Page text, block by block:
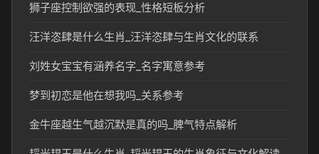
狮子座控制欲强的表现_性格短板分析
汪洋恣肆是什么生肖_汪洋恣肆与生肖文化的联系
刘姓女宝宝有涵养名字_名字寓意参考
梦到初恋是他在想我吗_关系参考
金牛座越生气越沉默是真的吗_脾气特点解析